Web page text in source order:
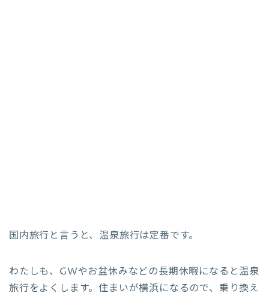
国内旅行と言うと、温泉旅行は定番です。
わたしも、GWやお盆休みなどの長期休暇になると温泉
旅行をよくします。住まいが横浜になるので、乗り換え